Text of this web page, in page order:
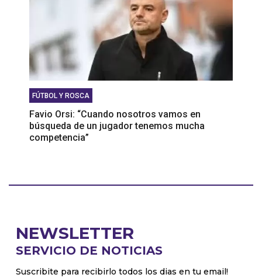
FÚTBOL Y ROSCA
Favio Orsi: “Cuando nosotros vamos en
búsqueda de un jugador tenemos mucha
competencia”
NEWSLETTER
SERVICIO DE NOTICIAS
Suscribite para recibirlo todos los dias en tu email!